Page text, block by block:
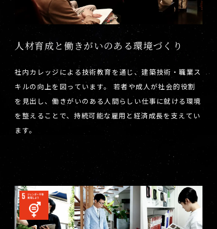
人材育成と働きがいのある環境づくり
社内カレッジによる技術教育を通じ、建築技術・職業ス
キルの向上を図っています。 若者や成人が社会的役割
を見出し、働きがいのある人間らしい仕事に就ける環境
を整えることで、持続可能な雇用と経済成長を支えてい
ます。